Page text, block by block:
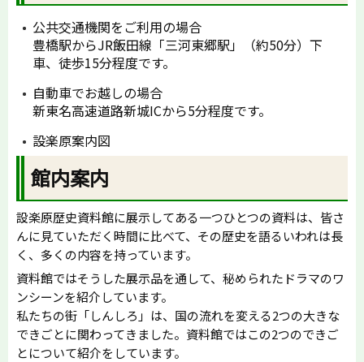
公共交通機関をご利用の場合
豊橋駅からJR飯田線「三河東郷駅」（約50分）下
車、徒歩15分程度です。
自動車でお越しの場合
新東名高速道路新城ICから5分程度です。
設楽原案内図
館内案内
設楽原歴史資料館に展示してある一つひとつの資料は、皆さ
んに見ていただく時間に比べて、その歴史を語るいわれは長
く、多くの内容を持っています。
資料館ではそうした展示品を通して、秘められたドラマのワ
ンシーンを紹介しています。
私たちの街「しんしろ」は、国の流れを変える2つの大きな
できごとに関わってきました。資料館ではこの2つのできご
とについて紹介をしています。